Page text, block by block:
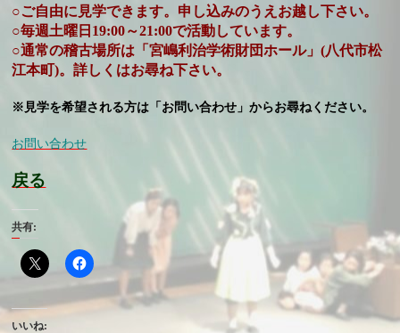
○ご自由に見学できます。申し込みのうえお越し下さい。
○毎週土曜日19:00～21:00で活動しています。
○通常の稽古場所は「宮嶋利治学術財団ホール」(八代市松
江本町)。詳しくはお尋ね下さい。
※見学を希望される方は「お問い合わせ」からお尋ねください。
お問い合わせ
戻る
共有:
いいね: